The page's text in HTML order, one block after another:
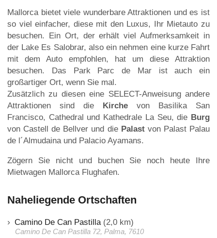
Mallorca bietet viele wunderbare Attraktionen und es ist
so viel einfacher, diese mit den Luxus, Ihr Mietauto zu
besuchen. Ein Ort, der erhält viel Aufmerksamkeit in
der Lake Es Salobrar, also ein nehmen eine kurze Fahrt
mit dem Auto empfohlen, hat um diese Attraktion
besuchen. Das Park Parc de Mar ist auch ein
großartiger Ort, wenn Sie mal.
Zusätzlich zu diesen eine SELECT-Anweisung andere
Attraktionen sind die Kirche von Basilika San
Francisco, Cathedral und Kathedrale La Seu, die Burg
von Castell de Bellver und die Palastvon Palast Palau
de l´Almudaina und Palacio Ayamans.
Zögern Sie nicht und buchen Sie noch heute Ihre
Mietwagen Mallorca Flughafen.
Naheliegende Ortschaften
Camino De Can Pastilla (2,0 km)
Camino De Can Pastilla 72, Palma, 7610